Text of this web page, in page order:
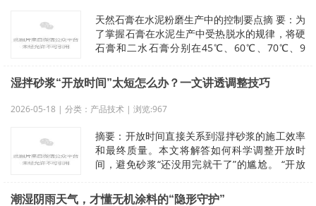
天然石膏在水泥粉磨生产中的控制要点摘 要：为
了掌握石膏在水泥生产中受热脱水的规律，将硬
石膏和二水石膏分别在45℃、60℃、70℃、9
湿拌砂浆“开放时间”太短怎么办？一文讲透调整技巧
2026-05-18 | 分类：产品技术 | 浏览:967
摘要：开放时间直接关系到湿拌砂浆的施工效率
和最终质量。本文将解答如何科学调整开放时
间，避免砂浆“还没用完就干了”的尴尬。 “开放
潮湿阴雨天气，才懂无机涂料的“隐形守护”